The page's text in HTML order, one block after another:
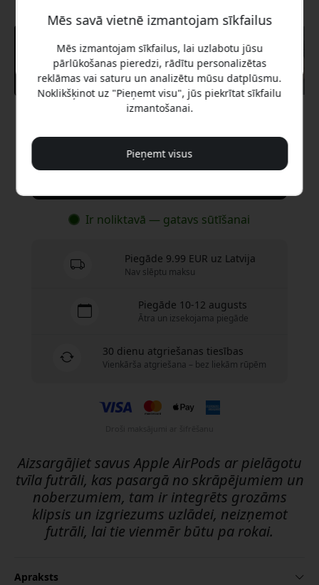
19.99 EUR
Ir noliktavā — gatavs sūtīšanai
Piegāde 9.99 EUR uz Latvija
Nav slēptu maksu
Piegāde 10-12 augusts
Ātra un izsekojama piegāde
30 dienu atgriešanas tiesības
Vienkārša atgriešana – bez liekām rūpēm
Aizsargājiet savus Apple AirPods ar pielāgotu
tvīla futrāli, kas pasargā no skrāpējumiem un
noberzumiem, tam ir integrēts grozāms
klipsis un izgriezums uzlādei, neizņemot
futrāli, lai tie vienmēr būtu pa rokai.
Apraksts
Mēs savā vietnē izmantojam sīkfailus
Mēs izmantojam sīkfailus, lai uzlabotu jūsu
pārlūkošanas pieredzi, rādītu personalizētas
reklāmas vai saturu un analizētu mūsu datplūsmu.
Noklikšķinot uz "Pieņemt visu", jūs piekrītat sīkfailu
izmantošanai.
Pieņemt visus
Nē, es labāk maksātu pilnu cenu.